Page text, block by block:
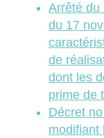
Arrêté du
du 17
de
dont les
prime de
Décret
modifiant